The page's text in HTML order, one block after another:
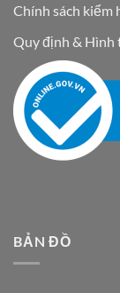
Chính sách kiểm
Quy định &
BẢN ĐỒ